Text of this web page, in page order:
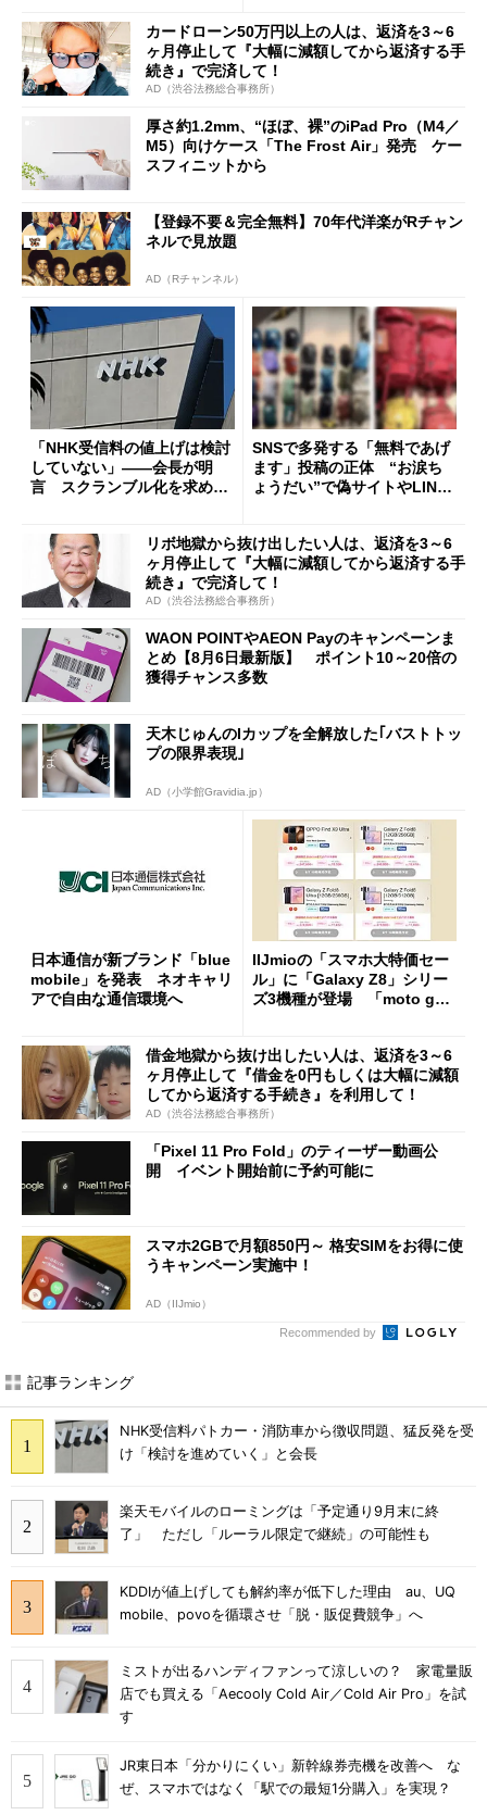
カードローン50万円以上の人は、返済を3～6
ヶ月停止して『大幅に減額してから返済する手
続き』で完済して！
AD（渋谷法務総合事務所）
厚さ約1.2mm、“ほぼ、裸”のiPad Pro（M4／
M5）向けケース「The Frost Air」発売 ケー
スフィニットから
【登録不要＆完全無料】70年代洋楽がRチャン
ネルで見放題
AD（Rチャンネル）
「NHK受信料の値上げは検討
していない」――会長が明
言 スクランブル化を求める
SNSで多発する「無料であげ
ます」投稿の正体 “お涙ち
ょうだい”で偽サイトやLINE
リボ地獄から抜け出したい人は、返済を3～6
ヶ月停止して『大幅に減額してから返済する手
続き』で完済して！
AD（渋谷法務総合事務所）
WAON POINTやAEON Payのキャンペーンま
とめ【8月6日最新版】 ポイント10～20倍の
獲得チャンス多数
天木じゅんのIカップを全解放した｢バストトッ
プの限界表現｣
AD（小学館Gravidia.jp）
日本通信が新ブランド「blue
mobile」を発表 ネオキャリ
アで自由な通信環境へ
IIJmioの「スマホ大特価セー
ル」に「Galaxy Z8」シリー
ズ3機種が登場 「moto g37
借金地獄から抜け出したい人は、返済を3～6
ヶ月停止して『借金を0円もしくは大幅に減額
してから返済する手続き』を利用して！
AD（渋谷法務総合事務所）
「Pixel 11 Pro Fold」のティーザー動画公
開 イベント開始前に予約可能に
スマホ2GBで月額850円～ 格安SIMをお得に使
うキャンペーン実施中！
AD（IIJmio）
Recommended by
記事ランキング
NHK受信料パトカー・消防車から徴収問題、猛反発を受
け「検討を進めていく」と会長
楽天モバイルのローミングは「予定通り9月末に終
了」 ただし「ルーラル限定で継続」の可能性も
KDDIが値上げしても解約率が低下した理由 au、UQ
mobile、povoを循環させ「脱・販促費競争」へ
ミストが出るハンディファンって涼しいの？ 家電量販
店でも買える「Aecooly Cold Air／Cold Air Pro」を試
す
JR東日本「分かりにくい」新幹線券売機を改善へ な
ぜ、スマホではなく「駅での最短1分購入」を実現？